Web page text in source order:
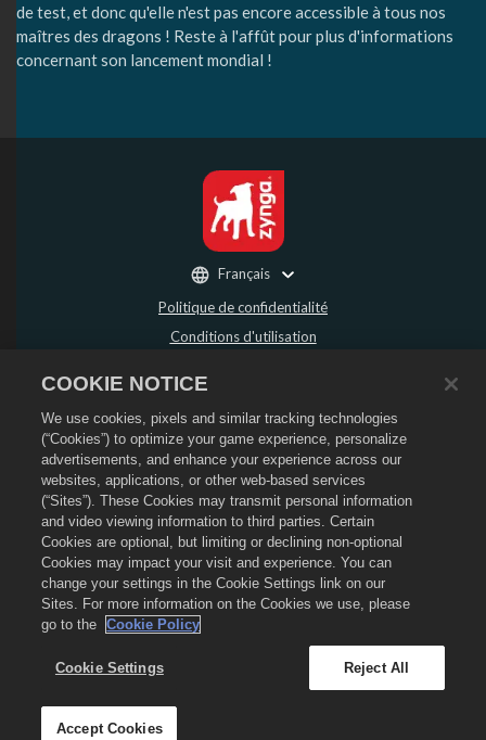
de test, et donc qu'elle n'est pas encore accessible à tous nos
maîtres des dragons ! Reste à l'affût pour plus d'informations
concernant son lancement mondial !
Politique de confidentialité
Conditions d'utilisation
Politique de remboursement
Politique de cookies
Assistance de la boutique
Assistance du jeu
Paramètres des cookies
2026Social Point S.L. Dragon City et le logo Dragon City sont des marques
déposées de Social Point S.L. Tous droits réservés. La boutique Dragon City est
opérée par Zynga, Inc. Les offres sont uniquement valides dans le jeu Dragon
City. La disponibilité et le prix des offres varient en fonction des régions.
Français
COOKIE NOTICE
We use cookies, pixels and similar tracking technologies
(“Cookies”) to optimize your game experience, personalize
advertisements, and enhance your experience across our
websites, applications, or other web-based services
(“Sites”). These Cookies may transmit personal information
and video viewing information to third parties. Certain
Cookies are optional, but limiting or declining non-optional
Cookies may impact your visit and experience. You can
change your settings in the Cookie Settings link on our
Sites. For more information on the Cookies we use, please
go to the
Cookie Policy
Cookie Settings Reject All
Accept Cookies